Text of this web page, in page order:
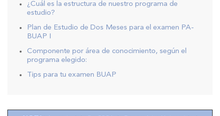
¿Cuál es la estructura de nuestro programa de
estudio?
Plan de Estudio de Dos Meses para el examen PA-
BUAP I
Componente por área de conocimiento, según el
programa elegido:
Tips para tu examen BUAP